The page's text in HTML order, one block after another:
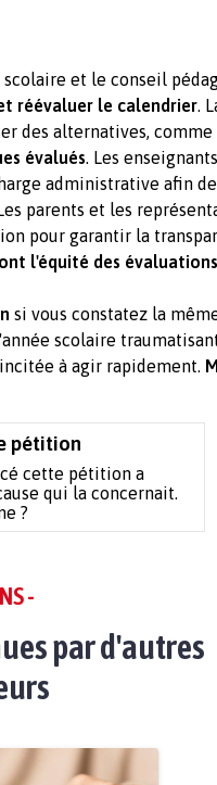
et le conseil
réévaluer le calendrier.
des alternatives, comme
évalués. Les
administrative afin
parents et les
pour garantir la
l'équité des évaluations
si vous constatez la
scolaire
à agir rapidement.
pétition
cette pétition a
qui la concernait.
?
-
par d'autres